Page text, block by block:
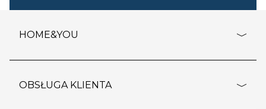
HOME&YOU
o firmie
OBSŁUGA KLIENTA